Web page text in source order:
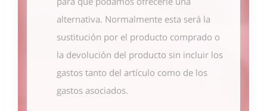
alternativa. Normalmente esta será la
sustitución por el producto comprado o
la devolución del producto sin incluir los
gastos tanto del artículo como de los
gastos asociados.